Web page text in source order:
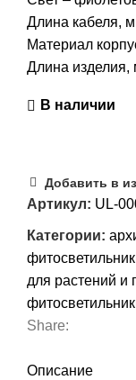
Длина кабеля,
Материал
Длина изделия,
В наличии
Добавить в
Артикул: UL-
Категории:
для растений и
Share:
Описание